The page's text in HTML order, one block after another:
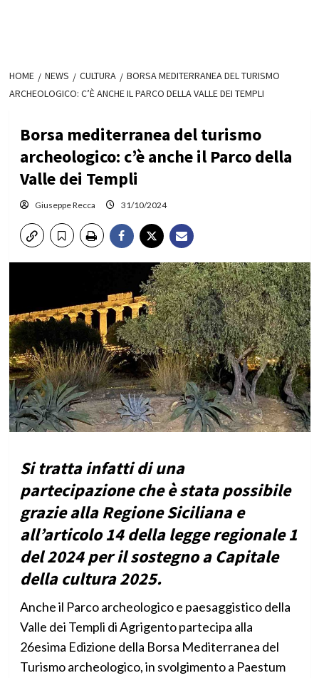
HOME NEWS CULTURA
BORSA MEDITERRANEA DEL TURISMO
ARCHEOLOGICO: C’È ANCHE IL PARCO DELLA VALLE DEI TEMPLI
Borsa mediterranea del turismo
archeologico: c’è anche il Parco della
Valle dei Templi
Giuseppe Recca 31/10/2024
Si tratta infatti di una
partecipazione che è stata possibile
grazie alla Regione Siciliana e
all’articolo 14 della legge regionale 1
del 2024 per il sostegno a Capitale
della cultura 2025.
Anche il Parco archeologico e paesaggistico della
Valle dei Templi di Agrigento partecipa alla
26esima Edizione della Borsa Mediterranea del
Turismo archeologico, in svolgimento a Paestum